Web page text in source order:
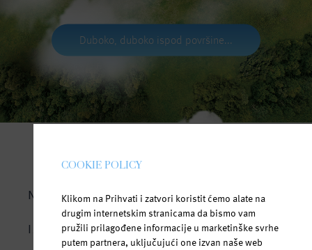
Duboko, duboko ispod površine...
NASLOVNA
IZVOR
COOKIE POLICY
Klikom na Prihvati i zatvori koristit ćemo alate na
drugim internetskim stranicama da bismo vam
pružili prilagođene informacije u marketinške svrhe
putem partnera, uključujući one izvan naše web